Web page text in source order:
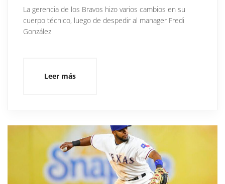
La gerencia de los Bravos hizo varios cambios en su
cuerpo técnico, luego de despedir al manager Fredi
González
Leer más